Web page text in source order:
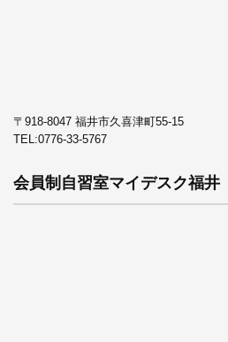
〒918-8047 福井市久喜津町55-15
TEL:0776-33-5767
会員制自習室マイデスク福井